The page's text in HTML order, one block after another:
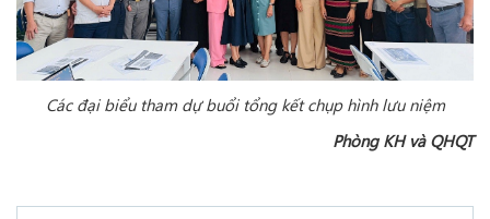
Các đại biểu tham dự buổi tổng kết chụp hình lưu niệm
Phòng KH và QHQT